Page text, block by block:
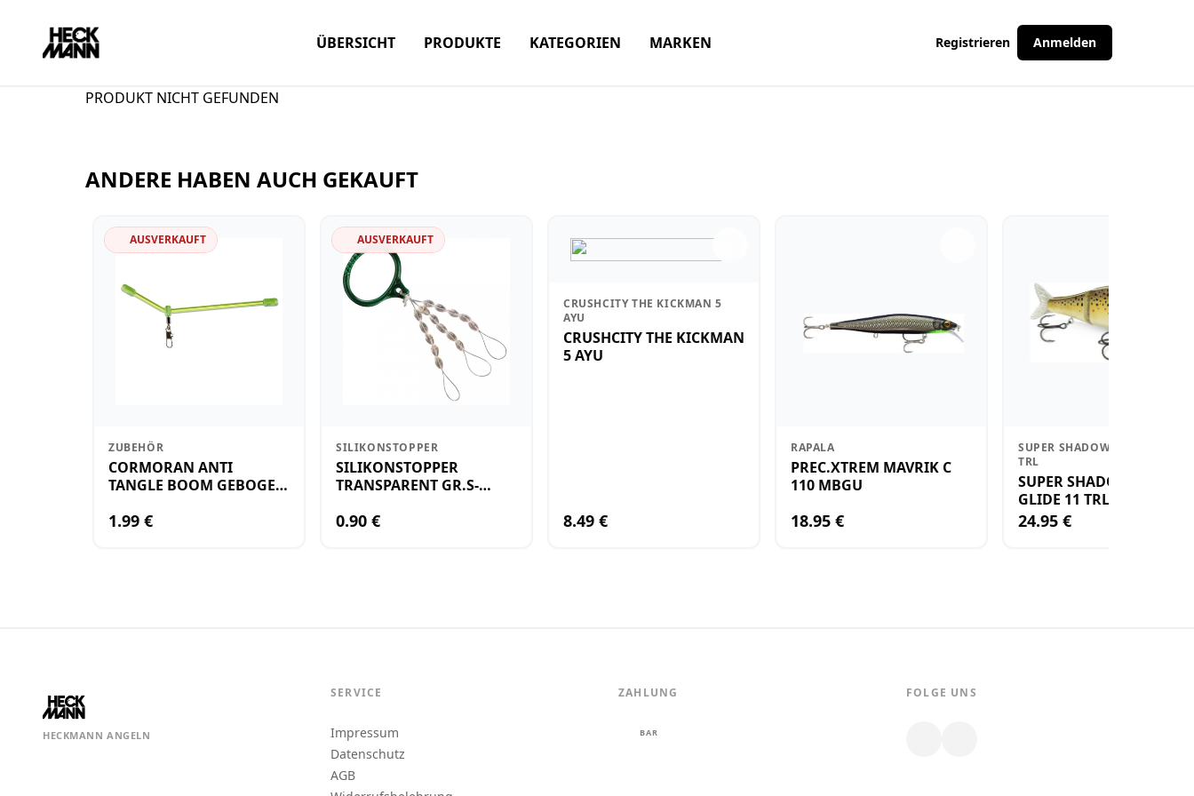
ÜBERSICHT PRODUKTE KATEGORIEN MARKEN Registrieren Anmelden
PRODUKT NICHT GEFUNDEN
ANDERE HABEN AUCH GEKAUFT
AUSVERKAUFT
ZUBEHÖR
CORMORAN ANTI
TANGLE BOOM GEBOGEN
1.99 €
AUSVERKAUFT
SILIKONSTOPPER
SILIKONSTOPPER
TRANSPARENT GR.S-
0.90 €
CRUSHCITY THE KICKMAN 5
AYU
CRUSHCITY THE KICKMAN
5 AYU
8.49 €
RAPALA
PREC.XTREM MAVRIK C
110 MBGU
18.95 €
SUPER SHADOW RAP GLIDE 11
TRL
SUPER SHADOW RAP
GLIDE 11 TRL
24.95 €
HECKMANN ANGELN
SERVICE
Impressum
Datenschutz
AGB
ZAHLUNG
BAR
FOLGE UNS